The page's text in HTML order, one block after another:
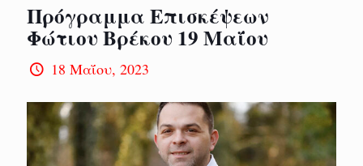
Πρόγραμμα Επισκέψεων
Φώτιου Βρέκου 19 Μαΐου
18 Μαΐου, 2023